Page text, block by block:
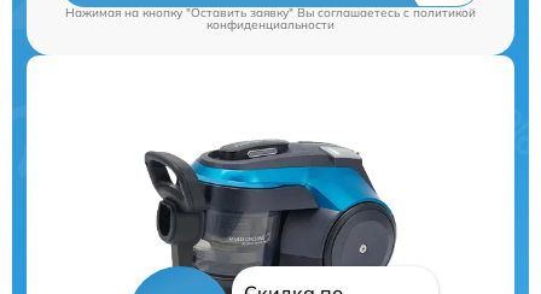
Нажимая на кнопку "Оставить заявку" Вы соглашаетесь cполитикой
конфиденциальности